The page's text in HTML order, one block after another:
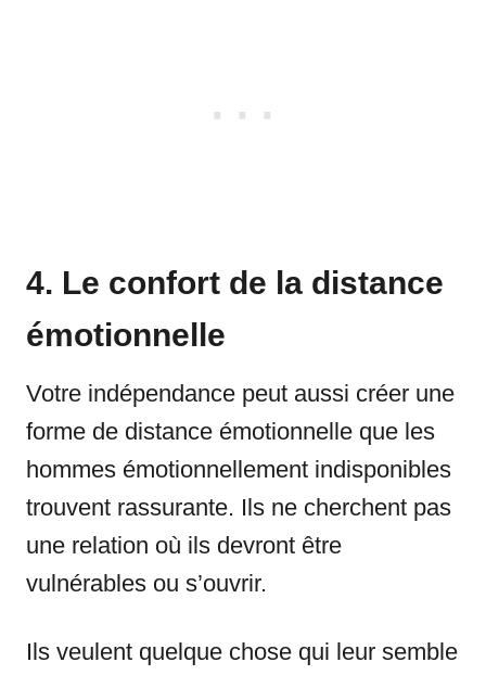
4. Le confort de la distance
émotionnelle
Votre indépendance peut aussi créer une
forme de distance émotionnelle que les
hommes émotionnellement indisponibles
trouvent rassurante. Ils ne cherchent pas
une relation où ils devront être
vulnérables ou s’ouvrir.
Ils veulent quelque chose qui leur semble